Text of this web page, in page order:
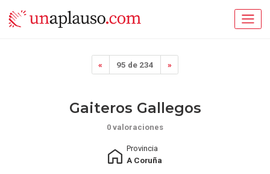
« 95 de 234 »
Gaiteros Gallegos
0 valoraciones
Provincia
A Coruña